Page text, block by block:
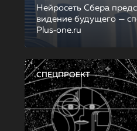
Нейросеть Сбера
видение будущего —
Plus‑one.ru
СПЕЦПРОЕКТ